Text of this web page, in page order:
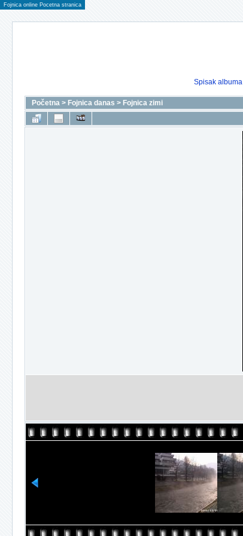
Fojnica online Pocetna stranica
Spisak albuma
Početna > Fojnica danas > Fojnica zimi